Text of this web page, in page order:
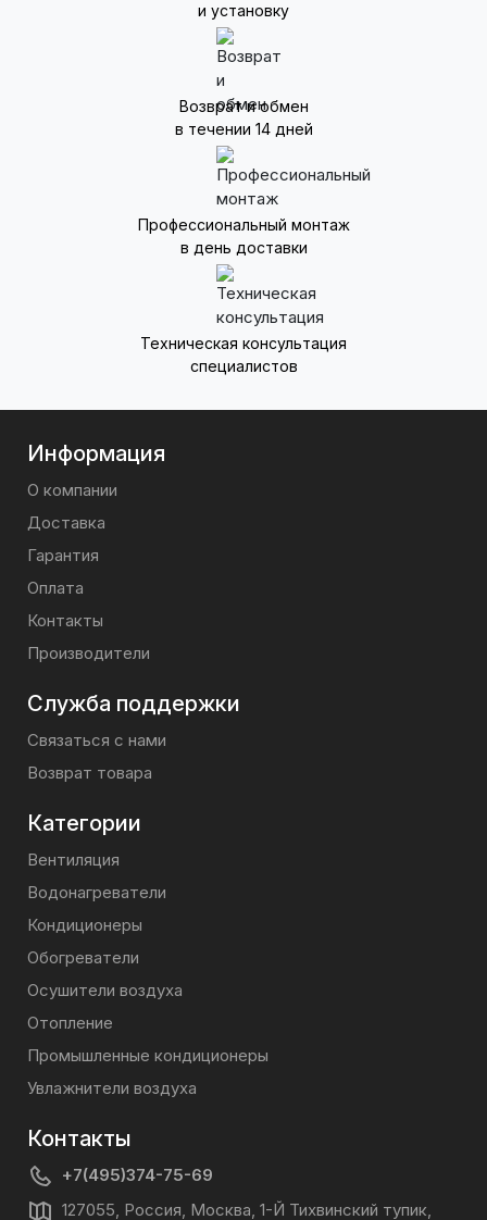
и установку
Возврат и обмен
в течении 14 дней
Профессиональный монтаж
в день доставки
Техническая консультация
специалистов
Информация
О компании
Доставка
Гарантия
Оплата
Контакты
Производители
Служба поддержки
Связаться с нами
Возврат товара
Категории
Вентиляция
Водонагреватели
Кондиционеры
Обогреватели
Осушители воздуха
Отопление
Промышленные кондиционеры
Увлажнители воздуха
Контакты
+7(495)374-75-69
127055, Россия, Москва, 1-Й Тихвинский тупик,